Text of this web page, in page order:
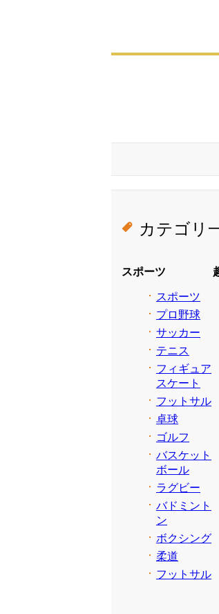
カテゴリ
スポーツ
スポーツ
プロ野球
サッカー
テニス
フィギュア
スケート
フットサル
卓球
ゴルフ
バスケット
ボール
ラグビー
バドミント
ン
ボクシング
柔道
フットサル